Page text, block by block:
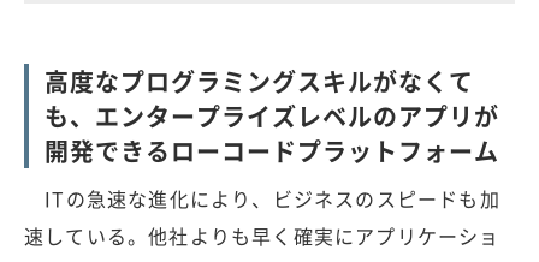
高度なプログラミングスキルがなくて
も、エンタープライズレベルのアプリが
開発できるローコードプラットフォーム
ITの急速な進化により、ビジネスのスピードも加
速している。他社よりも早く確実にアプリケーショ